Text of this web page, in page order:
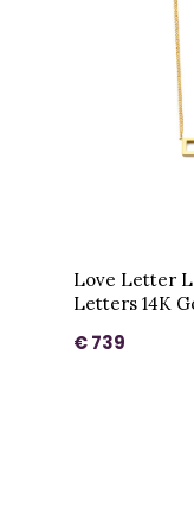
Love Letter
Letters 14K
€ 739